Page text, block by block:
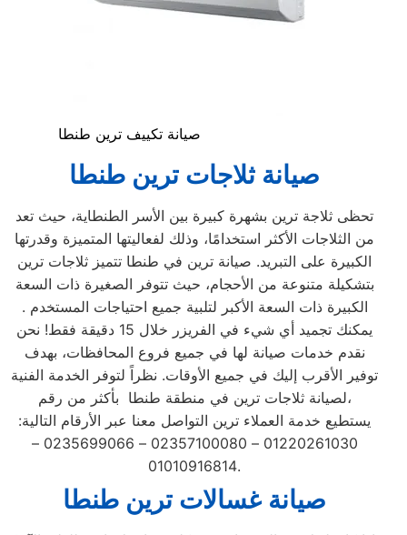
صيانة تكييف ترين طنطا
صيانة ثلاجات ترين طنطا
تحظى ثلاجة ترين بشهرة كبيرة بين الأسر الطنطاية، حيث تعد
من الثلاجات الأكثر استخدامًا، وذلك لفعاليتها المتميزة وقدرتها
الكبيرة على التبريد. صيانة ترين في طنطا تتميز ثلاجات ترين
بتشكيلة متنوعة من الأحجام، حيث تتوفر الصغيرة ذات السعة
الكبيرة ذات السعة الأكبر لتلبية جميع احتياجات المستخدم .
يمكنك تجميد أي شيء في الفريزر خلال 15 دقيقة فقط! نحن
نقدم خدمات صيانة لها في جميع فروع المحافظات، بهدف
توفير الأقرب إليك في جميع الأوقات. نظراً لتوفر الخدمة الفنية
لصيانة ثلاجات ترين في منطقة طنطا بأكثر من رقم،
يستطيع خدمة العملاء ترين التواصل معنا عبر الأرقام التالية:
01220261030 – 02357100080 – 0235699066 –
01010916814.
صيانة غسالات ترين طنطا